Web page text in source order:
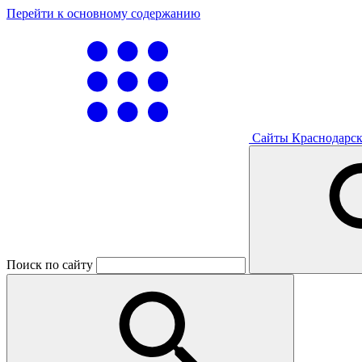
Перейти к основному содержанию
Сайты
Поиск по сайту